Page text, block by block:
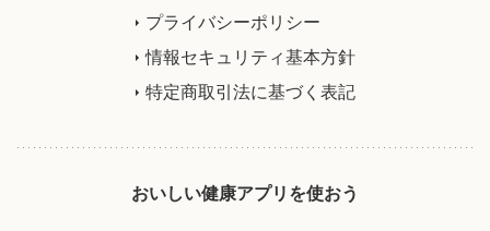
プライバシーポリシー
情報セキュリティ基本方針
特定商取引法に基づく表記
おいしい健康アプリを使おう